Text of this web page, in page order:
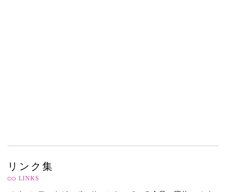
リンク集
LINKS